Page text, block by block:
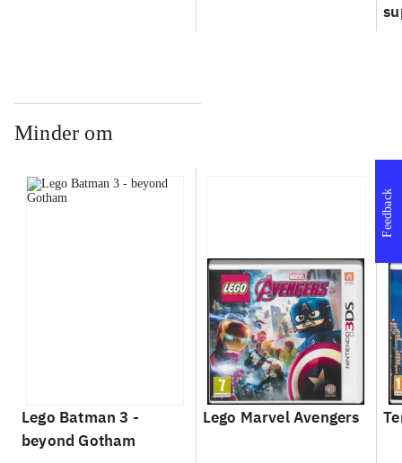
Minder om
Lego Batman 3 -
beyond Gotham
Lego Marvel Avengers
Feedback